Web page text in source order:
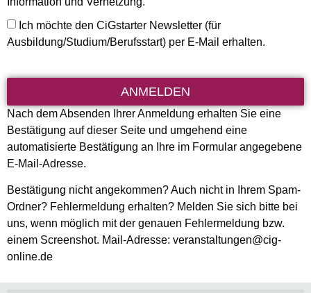
Ich möchte den CiGstarter Newsletter (für
Ausbildung/Studium/Berufsstart) per E-Mail erhalten.
ANMELDEN
Nach dem Absenden Ihrer Anmeldung erhalten Sie eine
Bestätigung auf dieser Seite und umgehend eine
automatisierte Bestätigung an Ihre im Formular angegebene
E-Mail-Adresse.
Bestätigung nicht angekommen? Auch nicht in Ihrem Spam-
Ordner? Fehlermeldung erhalten? Melden Sie sich bitte bei
uns, wenn möglich mit der genauen Fehlermeldung bzw.
einem Screenshot. Mail-Adresse: veranstaltungen@cig-
online.de